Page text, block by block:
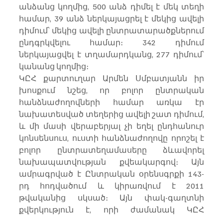
անձանց կողմից, 500 անձ դիմել է մեկ տեղի
համար, 39 անձ ներկայացրել է մեկից ավելի
դիմում՝ մեկից ավելի ընտրատարածքներում
ընդգրկվելու համար։ 342 դիմում
ներկայացվել է տղամարդկանց, 277 դիմում՝
կանանց կողմից։
ԿԸՀ քարտուղար Արմեն Սմբատյանն իր
խոսքում նշեց, որ բոլոր ընտրական
հանձնաժողովների համար առկա էր
նախատեսված տեղերից ավելի շատ դիմում,
և մի մասի վերաբերյալ չի եղել ընդհանուր
կոնսենսուս, ուստի հանձնաժողովը որոշել է
բոլոր ընտրատեղամասերը ձևավորել
նախապատվության քվեակարգով։ Այն
ամրագրված է Ընտրական օրենսգրքի 143-
րդ հոդվածում և կիրառվում է 2011
թվականից սկսած։ Այն փակ-գաղտնի
քվերկություն է, որի ժամանակ ԿԸՀ